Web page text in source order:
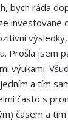
bych ráda
investované
Prošla jsem
výukami.
a tím
často s
časem a